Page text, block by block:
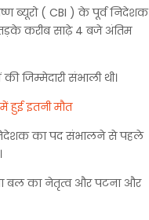
ब्यूरो ( CBI ) के पूर्व निदेशक
तड़के करीब साढ़े 4 बजे अंतिम
जिम्मेदारी संभाली थी।
हुई इतनी मौत
का पद संभालने से पहले
बल का नेतृत्व और पटना और